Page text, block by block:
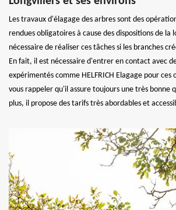
Les travaux d'élagage des arbres sont des
rendues obligatoires à cause des dispositions de la
nécessaire de réaliser ces tâches si les branches
En fait, il est nécessaire d'entrer en contact avec
expérimentés comme HELFRICH Elagage pour ces
vous rappeler qu'il assure toujours une très bonne
plus, il propose des tarifs très abordables et